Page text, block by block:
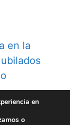
en la
en
o